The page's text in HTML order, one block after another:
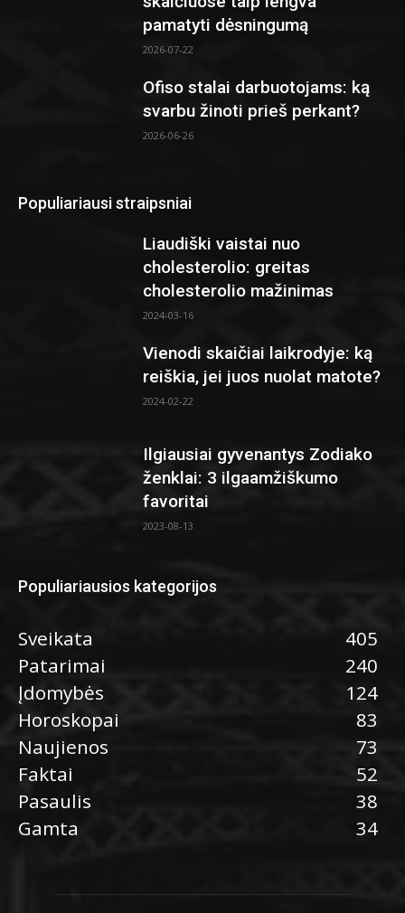
pamatyti dėsningumą
2026-07-22
Ofiso stalai darbuotojams: ką
svarbu žinoti prieš perkant?
2026-06-26
Populiariausi straipsniai
Liaudiški vaistai nuo
cholesterolio: greitas
cholesterolio mažinimas
2024-03-16
Vienodi skaičiai laikrodyje: ką
reiškia, jei juos nuolat matote?
2024-02-22
Ilgiausiai gyvenantys Zodiako
ženklai: 3 ilgaamžiškumo
favoritai
2023-08-13
Populiariausios kategorijos
Sveikata
405
Patarimai
240
Įdomybės
124
Horoskopai
83
Naujienos
73
Faktai
52
Pasaulis
38
Gamta
34